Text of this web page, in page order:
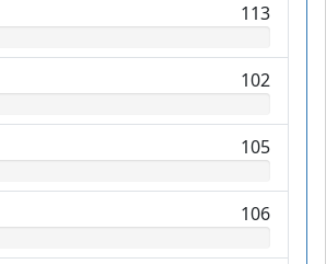
113
102
105
106